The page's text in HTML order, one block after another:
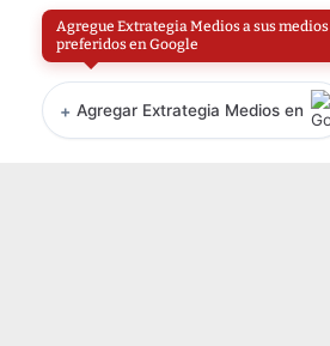
Agregue Extrategia Medios a sus medios
preferidos en Google
+ Agregar Extrategia Medios en